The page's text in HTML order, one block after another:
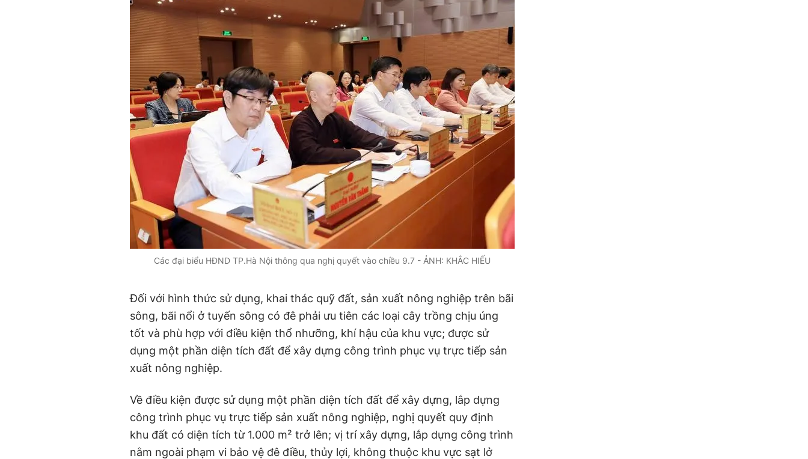
Các đại biểu HĐND TP.Hà Nội thông qua nghị quyết vào chiều 9.7 - ẢNH: KHẮC HIẾU
Đối với hình thức sử dụng, khai thác quỹ đất, sản xuất nông nghiệp trên bãi
sông, bãi nổi ở tuyến sông có đê phải ưu tiên các loại cây trồng chịu úng
tốt và phù hợp với điều kiện thổ nhưỡng, khí hậu của khu vực; được sử
dụng một phần diện tích đất để xây dựng công trình phục vụ trực tiếp sản
xuất nông nghiệp.
Về điều kiện được sử dụng một phần diện tích đất để xây dựng, lắp dựng
công trình phục vụ trực tiếp sản xuất nông nghiệp, nghị quyết quy định
khu đất có diện tích từ 1.000 m² trở lên; vị trí xây dựng, lắp dựng công trình
nằm ngoài phạm vi bảo vệ đê điều, thủy lợi, không thuộc khu vực sạt lở